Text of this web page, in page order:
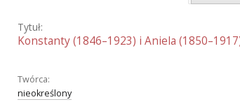
Tytuł:
Konstanty (1846–1923) i Aniela
Twórca:
nieokreślony